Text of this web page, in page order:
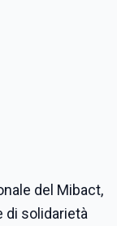
del Mibact,
di solidarietà